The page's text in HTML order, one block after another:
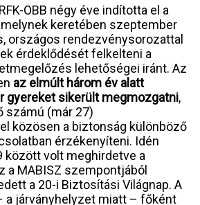
OBB négy éve indította el a
keretében szeptember
országos rendezvénysorozattal
érdeklődését felkelteni a
lehetőségei iránt. Az
az elmúlt három év alatt
gyereket sikerült megmozgatni,
számú (már 27)
közösen a biztonság különböző
érzékenyíteni. Idén
között volt meghirdetve a
a MABISZ szempontjából
a 20-i Biztosítási Világnap. A
a járványhelyzet miatt – főként